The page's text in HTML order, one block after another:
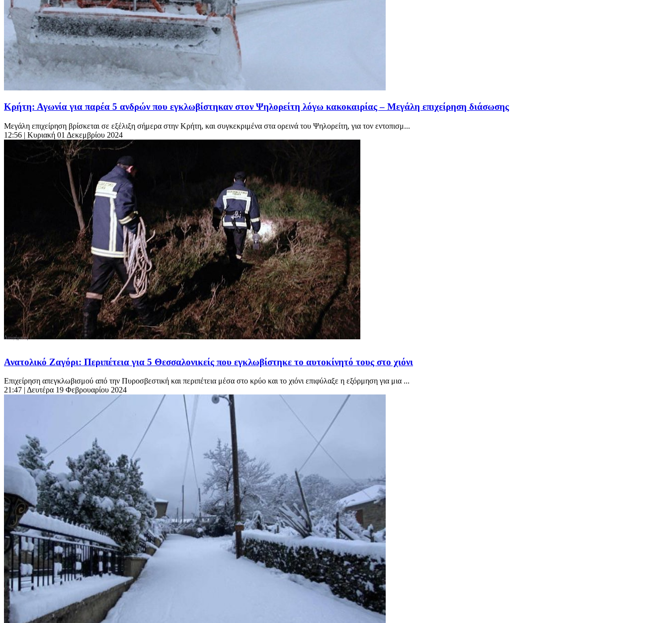
Κρήτη: Αγωνία για παρέα 5 ανδρών που εγκλωβίστηκαν στον Ψηλορείτη λόγω κακοκαιρίας – Μεγάλη επιχείρηση διάσωσης
Μεγάλη επιχείρηση βρίσκεται σε εξέλιξη σήμερα στην Κρήτη, και συγκεκριμένα στα ορεινά του Ψηλορείτη, για τον εντοπισμ...
12:56 | Κυριακή 01 Δεκεμβρίου 2024
Ανατολικό Ζαγόρι: Περιπέτεια για 5 Θεσσαλονικείς που εγκλωβίστηκε το αυτοκίνητό τους στο χιόνι
Επιχείρηση απεγκλωβισμού από την Πυροσβεστική και περιπέτεια μέσα στο κρύο και το χιόνι επιφύλαξε η εξόρμηση για μια ...
21:47 | Δευτέρα 19 Φεβρουαρίου 2024